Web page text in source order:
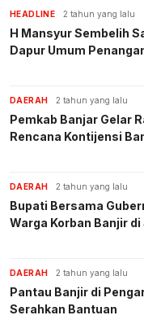
HEADLINE 2 tahun yang lalu
H Mansyur Sembelih
Dapur Umum
DAERAH 2 tahun yang lalu
Pemkab Banjar Gelar
Rencana Kontijensi
DAERAH 2 tahun yang lalu
Bupati Bersama
Warga Korban Banjir
DAERAH 2 tahun yang lalu
Pantau Banjir di
Serahkan Bantuan